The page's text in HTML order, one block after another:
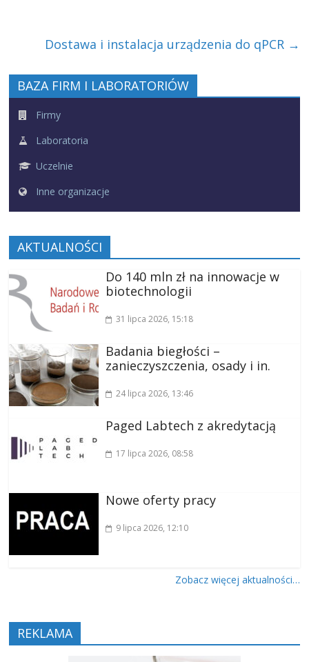
Dostawa i instalacja urządzenia do qPCR →
BAZA FIRM I LABORATORIÓW
Firmy
Laboratoria
Uczelnie
Inne organizacje
AKTUALNOŚCI
Do 140 mln zł na innowacje w
biotechnologii
31 lipca 2026, 15:18
Badania biegłości –
zanieczyszczenia, osady i in.
24 lipca 2026, 13:46
Paged Labtech z akredytacją
17 lipca 2026, 08:58
Nowe oferty pracy
9 lipca 2026, 12:10
Zobacz więcej aktualności…
REKLAMA